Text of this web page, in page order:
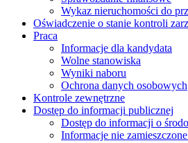
Wykaz nieruchomości do
Oświadczenie o stanie kontroli
Praca
Informacje dla kandydata
Wolne stanowiska
Wyniki naboru
Ochrona danych osobowych
Kontrole zewnętrzne
Dostęp do informacji publicznej
Dostęp do informacji o
Informacje nie